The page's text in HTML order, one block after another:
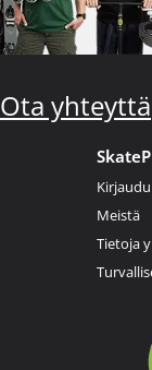
Ota yhteyttä
Kirjaudu
Meistä
Tietoja